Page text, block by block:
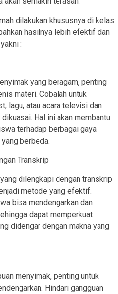
dilakukan khususnya di kelas
hasilnya lebih efektif dan
:
yang beragam, penting
materi. Cobalah untuk
lagu, atau acara televisi dan
Hal ini akan membantu
terhadap berbagai gaya
berbeda.
Transkrip
dilengkapi dengan transkrip
metode yang efektif.
bisa mendengarkan dan
dapat memperkuat
didengar dengan makna yang
menyimak, penting untuk
Hindari gangguan